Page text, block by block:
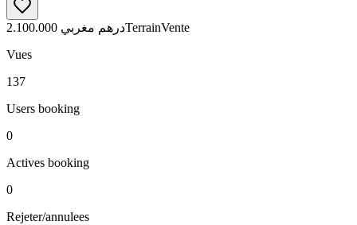
2.100.000 درهم مغربيTerrainVente
Vues
137
Users booking
0
Actives booking
0
Rejeter/annulees